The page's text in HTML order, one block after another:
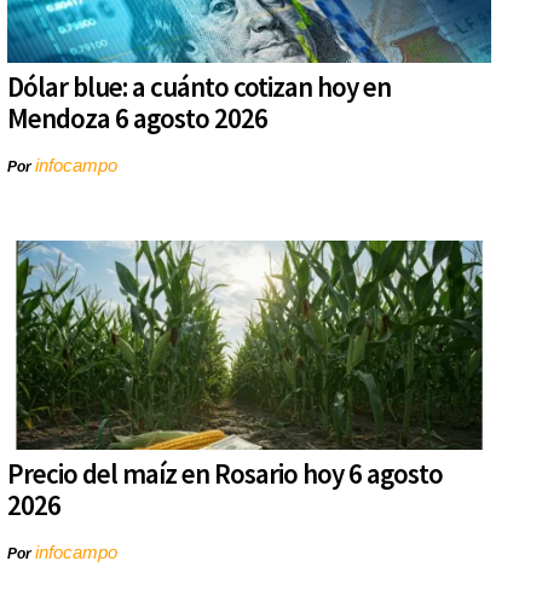
Dólar blue: a cuánto cotizan hoy en
Mendoza 6 agosto 2026
Porinfocampo
Precio del maíz en Rosario hoy 6 agosto
2026
Porinfocampo